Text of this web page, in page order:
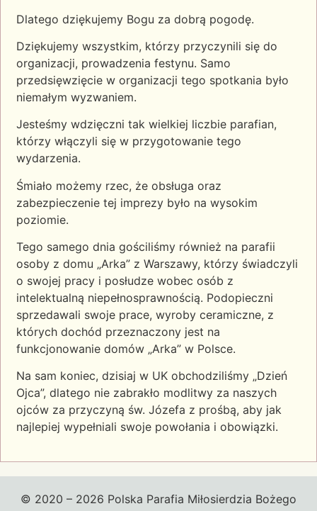
Dlatego dziękujemy Bogu za dobrą pogodę.
Dziękujemy wszystkim, którzy przyczynili się do
organizacji, prowadzenia festynu. Samo
przedsięwzięcie w organizacji tego spotkania było
niemałym wyzwaniem.
Jesteśmy wdzięczni tak wielkiej liczbie parafian,
którzy włączyli się w przygotowanie tego
wydarzenia.
Śmiało możemy rzec, że obsługa oraz
zabezpieczenie tej imprezy było na wysokim
poziomie.
Tego samego dnia gościliśmy również na parafii
osoby z domu „Arka” z Warszawy, którzy świadczyli
o swojej pracy i posłudze wobec osób z
intelektualną niepełnosprawnością. Podopieczni
sprzedawali swoje prace, wyroby ceramiczne, z
których dochód przeznaczony jest na
funkcjonowanie domów „Arka” w Polsce.
Na sam koniec, dzisiaj w UK obchodziliśmy „Dzień
Ojca”, dlatego nie zabrakło modlitwy za naszych
ojców za przyczyną św. Józefa z prośbą, aby jak
najlepiej wypełniali swoje powołania i obowiązki.
© 2020 – 2026 Polska Parafia Miłosierdzia Bożego